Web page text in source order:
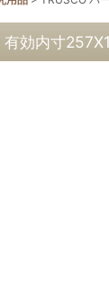
有効内寸